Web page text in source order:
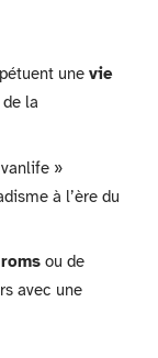
une vie
la
»
à l’ère du
ou de
avec une